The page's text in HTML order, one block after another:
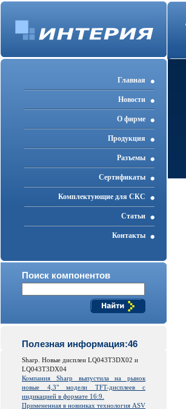
Главная
Новости
О фирме
Продукция
Разъемы
Cертификаты
Комплектующие для СКС
Статьи
Контакты
Поиск компонентов
Полезная информация:46
Sharp. Новые дисплеи LQ043T3DX02 и
LQ043T3DX04
Компания Sharp выпустила на рынок
новые 4,3" модели TFT-дисплеев с
индикацией в формате 16:9.
Примененная в новинках технология ASV